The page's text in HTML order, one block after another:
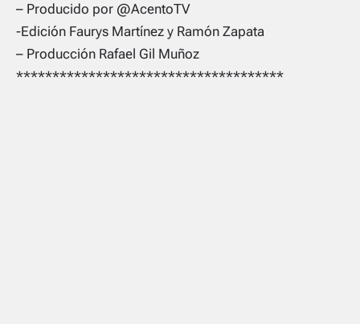
– Producido por @AcentoTV
-Edición Faurys Martínez y Ramón Zapata
– Producción Rafael Gil Muñoz
*************************************